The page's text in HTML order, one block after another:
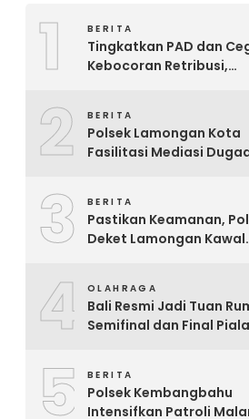
1 BERITA
Tingkatkan PAD dan
Kebocoran Retribusi,
Parkir Digital QRIS
2 BERITA
Polsek Lamongan Kota
Fasilitasi Mediasi
3 BERITA
Pastikan Keamanan,
Deket Lamongan Kawal
4 OLAHRAGA
Bali Resmi Jadi Tuan
Semifinal dan Final Piala
5 BERITA
Polsek Kembangbahu
Intensifkan Patroli